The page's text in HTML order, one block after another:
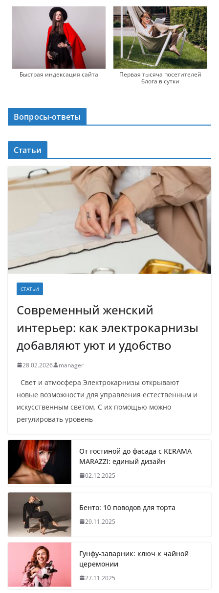
Быстрая индексация сайта
Первая тысяча посетителей
блога в сутки
Вопросы-ответы
Статьи
СТАТЬИ
Современный женский
интерьер: как электрокарнизы
добавляют уют и удобство
28.02.2026 manager
Свет и атмосфера Электрокарнизы открывают
новые возможности для управления естественным и
искусственным светом. С их помощью можно
регулировать уровень
От гостиной до фасада с KERAMA
MARAZZI: единый дизайн
02.12.2025
Бенто: 10 поводов для торта
29.11.2025
Гунфу-заварник: ключ к чайной
церемонии
27.11.2025